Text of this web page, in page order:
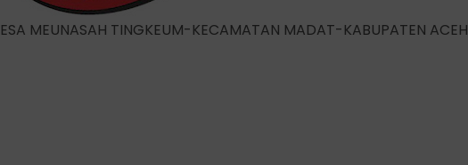
MEUNASAH TINGKEUM-KECAMATAN MADAT-KABUPATEN ACEH